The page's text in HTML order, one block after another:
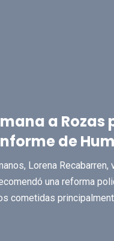
a
de
Lorena
una reforma
cometidas